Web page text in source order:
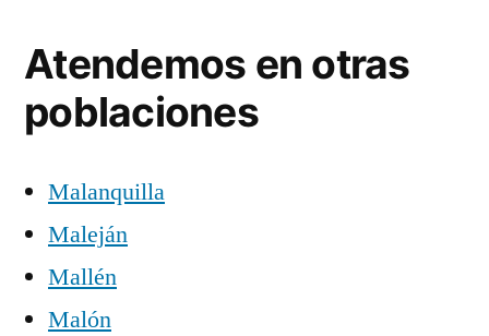
Atendemos en otras
poblaciones
Malanquilla
Maleján
Mallén
Malón